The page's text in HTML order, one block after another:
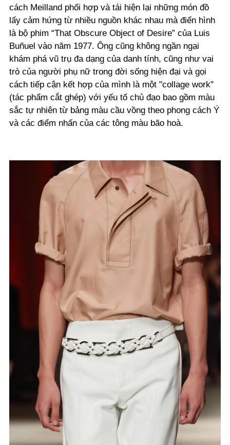
cách Meilland phối hợp và tái hiện lại những món đồ
lấy cảm hứng từ nhiều nguồn khác nhau mà điển hình
là bộ phim “That Obscure Object of Desire” của Luis
Buñuel vào năm 1977. Ông cũng không ngần ngại
khám phá vũ trụ đa dạng của danh tính, cũng như vai
trò của người phụ nữ trong đời sống hiện đại và gọi
cách tiếp cận kết hợp của mình là một "collage work"
(tác phẩm cắt ghép) với yếu tố chủ đạo bao gồm màu
sắc tự nhiên từ bảng màu cầu vồng theo phong cách Ý
và các điểm nhấn của các tông màu bão hoà.